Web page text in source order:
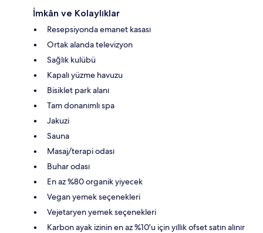
İmkân ve Kolaylıklar
Resepsiyonda emanet kasası
Ortak alanda televizyon
Sağlık kulübü
Kapalı yüzme havuzu
Bisiklet park alanı
Tam donanımlı spa
Jakuzi
Sauna
Masaj/terapi odası
Buhar odası
En az %80 organik yiyecek
Vegan yemek seçenekleri
Vejetaryen yemek seçenekleri
Karbon ayak izinin en az %10'u için yıllık ofset satın alınır